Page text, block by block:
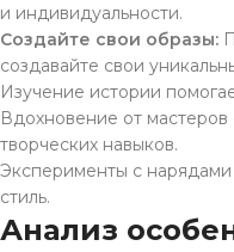
и индивидуальности.
Создайте свои образы:
создавайте свои
Изучение истории
Вдохновение от мастеров
творческих навыков.
Эксперименты с
стиль.
Анализ